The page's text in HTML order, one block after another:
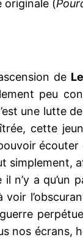
originale (
de
peu
une lutte
cette
écouter
simplement,
n’y a qu’un
nos écrans,